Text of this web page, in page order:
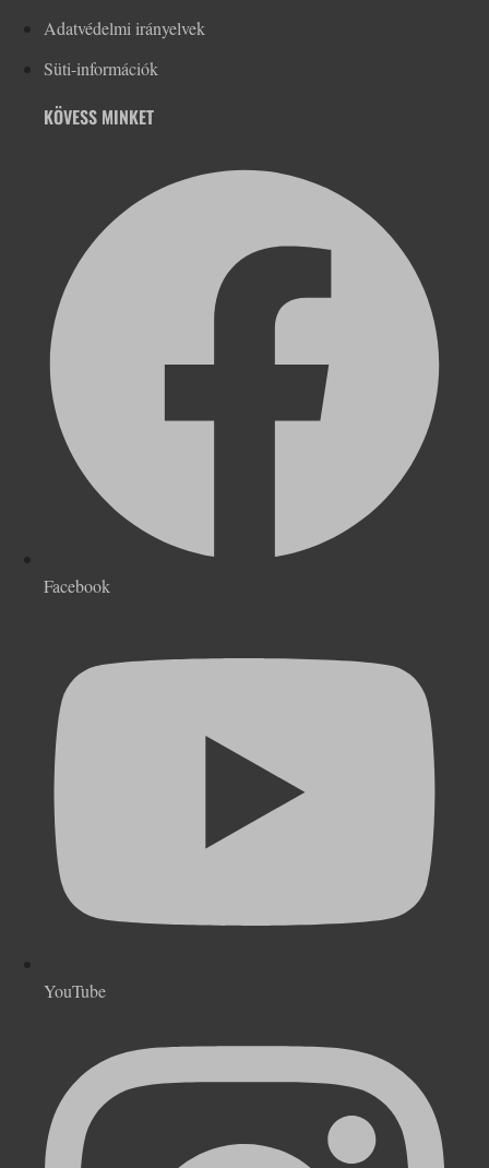
Adatvédelmi irányelvek
Süti-információk
KÖVESS MINKET
Facebook
YouTube